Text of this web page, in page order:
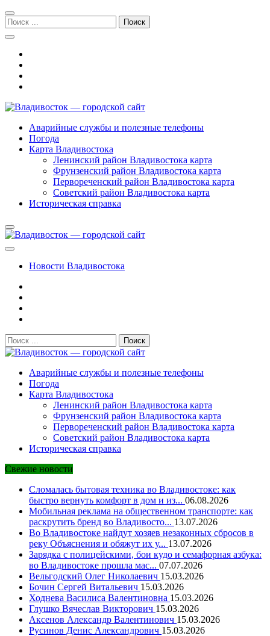
Перейти
к
навигации
Перейти
к
содержимому
Поиск:
Владивосток — городской сайт
Аварийные службы и полезные телефоны
Погода
Карта Владивостока
Ленинский район Владивостока карта
Фрунзенский район Владивостока карта
Первореченский район Владивостока карта
Советский район Владивостока карта
Историческая справка
Новости Владивостока
Поиск:
Владивосток — городской сайт
Аварийные службы и полезные телефоны
Погода
Карта Владивостока
Ленинский район Владивостока карта
Фрунзенский район Владивостока карта
Первореченский район Владивостока карта
Советский район Владивостока карта
Историческая справка
Свежие новости
Сломалась бытовая техника во Владивостоке: как
быстро вернуть комфорт в дом и из... 06.08.2026
Мобильная реклама на общественном транспорте: как
раскрутить бренд во Владивосто... 13.07.2026
Во Владивостоке найдут хозяев незаконных сбросов в
реку Объяснения и обяжут их у... 13.07.2026
Зарядка с полицейскими, бои кудо и семафорная азбука:
во Владивостоке прошла мас... 07.07.2026
Вельгодский Олег Николаевич 15.03.2026
Бочин Сергей Витальевич 15.03.2026
Ходнева Василиса Валентиновна 15.03.2026
Глушко Вячеслав Викторович 15.03.2026
Аксенов Александр Валентинович 15.03.2026
Русинов Денис Александрович 15.03.2026